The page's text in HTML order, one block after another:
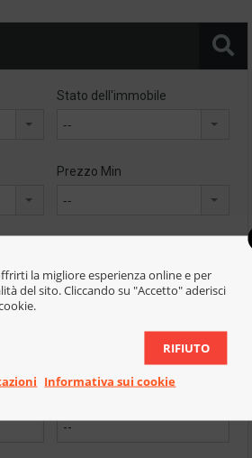
Stato dell'immobile
--
Prezzo Min
--
--
la migliore esperienza online e per
del sito. Cliccando su "Accetto" aderisci
RIFIUTO
Informativa sui cookie